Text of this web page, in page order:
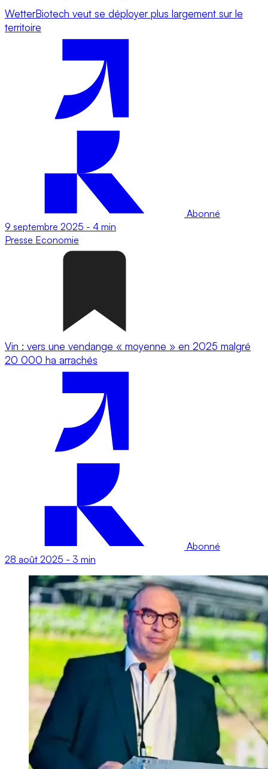
WetterBiotech veut se déployer plus largement sur le
territoire
Abonné
9 septembre 2025 - 4 min
Presse Economie
Vin : vers une vendange « moyenne » en 2025 malgré
20 000 ha arrachés
Abonné
28 août 2025 - 3 min